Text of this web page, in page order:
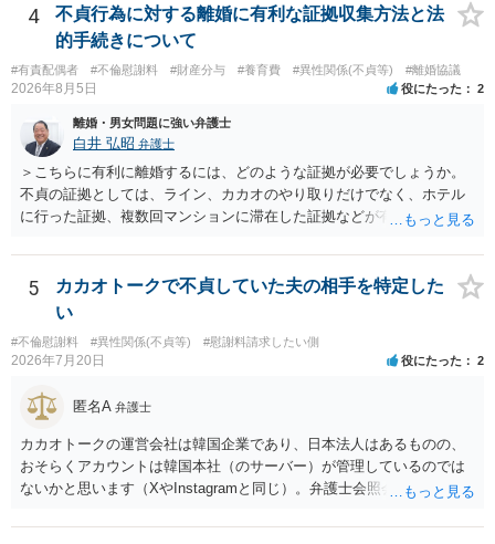
い（免責された借金を任意でも支払ってしまうとトラブルの元になり
ます） ・過去のDVや過剰請求の経緯を踏まえ、相手の感情に流されな
い ・予定通り毅然とした態度で距離を置く 法律上の制限はないもの
の、ご自身の生活と精神的な安定を守るためにも、お互いに距離を置
くというご判断は非常に賢明かと思います。
4
不貞行為に対する離婚に有利な証拠収集方法と法
的手続きについて
#有責配偶者 #不倫慰謝料 #財産分与 #養育費 #異性関係(不貞等) #離婚協議
2026年8月5日 役にたった 2
離婚・男女問題に強い弁護士
白井 弘昭 弁護士
＞こちらに有利に離婚するには、どのような証拠が必要でしょうか。
不貞の証拠としては、ライン、カカオのやり取りだけでなく、ホテル
に行った証拠、複数回マンションに滞在した証拠などが有効です。 不
婚する、慰謝料をとるなど）ことができると思われます。 ただし、不
貞発覚後、長期間同居を続けると、不貞を許したとの評価につながる
場合がありますので、ご注意ください。 以上、ご参考まで。
5
カカオトークで不貞していた夫の相手を特定した
い
#不倫慰謝料 #異性関係(不貞等) #慰謝料請求したい側
2026年7月20日 役にたった 2
匿名A 弁護士
カカオトークの運営会社は韓国企業であり、日本法人はあるものの、
おそらくアカウントは韓国本社（のサーバー）が管理しているのでは
ないかと思います（XやInstagramと同じ）。弁護士会照会は日本法に
対する照会は基本的にできないと解されています（弁護士会によって